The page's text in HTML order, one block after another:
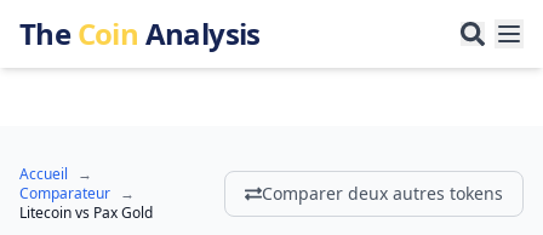
TheCoin Analysis
Accueil
→
Comparateur →
Litecoinvs Pax Gold
Comparer deux autres tokens